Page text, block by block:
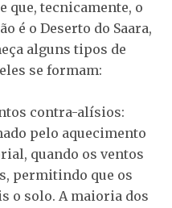
que, tecnicamente, o
é o Deserto do Saara,
alguns tipos de
se formam:
contra-alísios:
pelo aquecimento
quando os ventos
permitindo que os
o solo. A maioria dos